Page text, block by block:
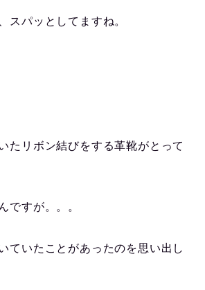
スパッとしてますね。
たリボン結びをする革靴がとって
ですが。。。
ていたことがあったのを思い出し